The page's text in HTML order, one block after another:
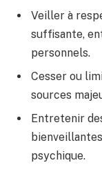
Veiller à
suffisante,
personnels.
Cesser ou
sources
Entretenir
psychique.